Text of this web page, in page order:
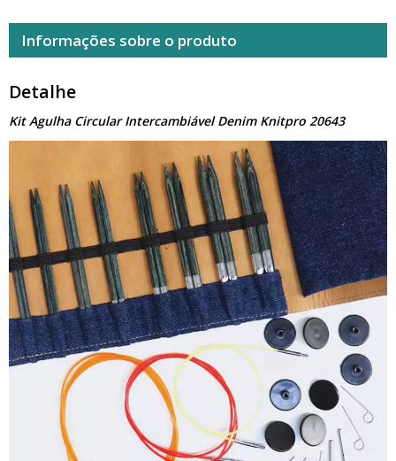
Informações sobre o produto
Detalhe
Kit Agulha Circular Intercambiável Denim Knitpro 20643